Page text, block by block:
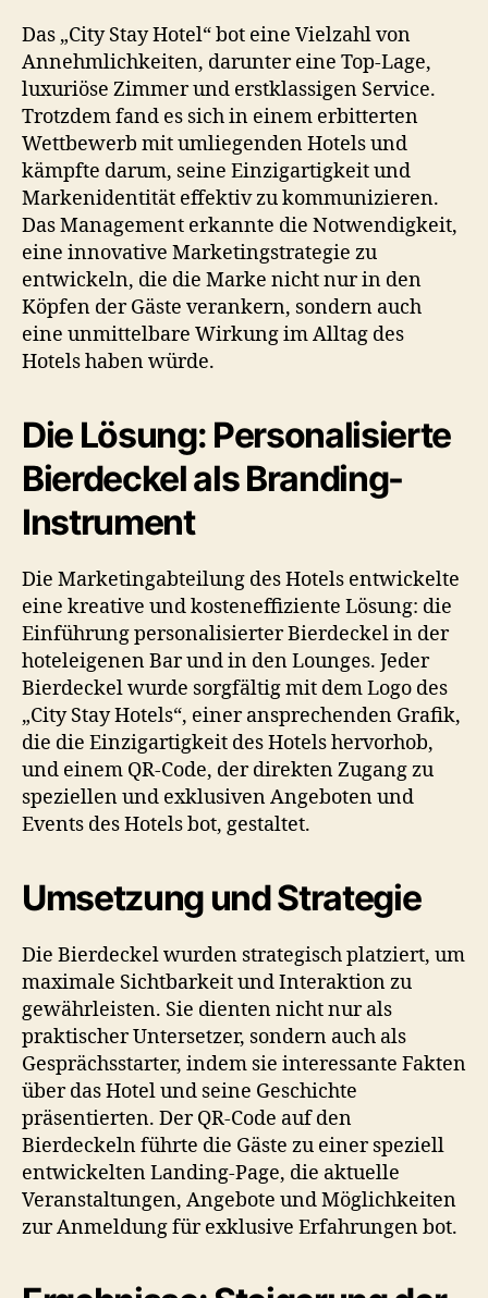
Das „City Stay Hotel“ bot eine Vielzahl von
Annehmlichkeiten, darunter eine Top-Lage,
luxuriöse Zimmer und erstklassigen Service.
Trotzdem fand es sich in einem erbitterten
Wettbewerb mit umliegenden Hotels und
kämpfte darum, seine Einzigartigkeit und
Markenidentität effektiv zu kommunizieren.
Das Management erkannte die Notwendigkeit,
eine innovative Marketingstrategie zu
entwickeln, die die Marke nicht nur in den
Köpfen der Gäste verankern, sondern auch
eine unmittelbare Wirkung im Alltag des
Hotels haben würde.
Die Lösung: Personalisierte
Bierdeckel als Branding-
Instrument
Die Marketingabteilung des Hotels entwickelte
eine kreative und kosteneffiziente Lösung: die
Einführung personalisierter Bierdeckel in der
hoteleigenen Bar und in den Lounges. Jeder
Bierdeckel wurde sorgfältig mit dem Logo des
„City Stay Hotels“, einer ansprechenden Grafik,
die die Einzigartigkeit des Hotels hervorhob,
und einem QR-Code, der direkten Zugang zu
speziellen und exklusiven Angeboten und
Events des Hotels bot, gestaltet.
Umsetzung und Strategie
Die Bierdeckel wurden strategisch platziert, um
maximale Sichtbarkeit und Interaktion zu
gewährleisten. Sie dienten nicht nur als
praktischer Untersetzer, sondern auch als
Gesprächsstarter, indem sie interessante Fakten
über das Hotel und seine Geschichte
präsentierten. Der QR-Code auf den
Bierdeckeln führte die Gäste zu einer speziell
entwickelten Landing-Page, die aktuelle
Veranstaltungen, Angebote und Möglichkeiten
zur Anmeldung für exklusive Erfahrungen bot.